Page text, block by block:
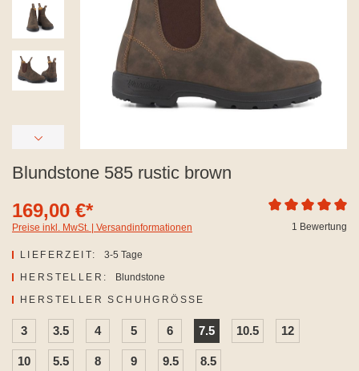
Blundstone 585 rustic brown
169,00 €*
Preise inkl. MwSt. | Versandinformationen 1 Bewertung
LIEFERZEIT:
3-5 Tage
HERSTELLER:
Blundstone
HERSTELLER SCHUHGRÖSSE
3 3.5 4 5 6 7.5 10.5 12
10 5.5 8 9 9.5 8.5